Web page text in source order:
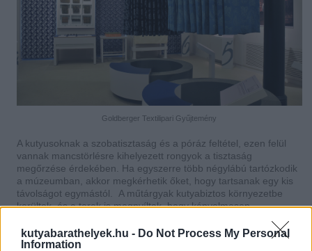
kutyabarathelyek.hu - Do Not Process My Personal
Information
Goldberger Textilipari Gyűjtemény
A kutyusoknak a szobatisztaság és a póráz feltétel, ezen felül
vannak mancstörlésre kihelyezett rongyok a tisztaság
megőrzése érdekében. Ha egyszerre több négylábú tartózkodik
a múzeumban, akkor megkérhetik őket, hogy tartsanak egy kis
távolságot egymástól. A műtárgyak kutyabiztos környezetbe
kerültek, és a terek is megnyíltak, hogy kényelmesen
A tapasztalat eddig maximálisan pozitív, mindig nyugodtan